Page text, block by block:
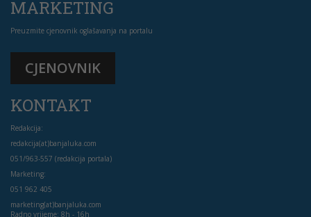
MARKETING
Preuzmite cjenovnik oglašavanja na portalu
CJENOVNIK
KONTAKT
Redakcija:
redakcija(at)banjaluka.com
051/963-557 (redakcija portala)
Marketing:
051 962 405
marketing(at)banjaluka.com
Radno vrijeme: 8h - 16h